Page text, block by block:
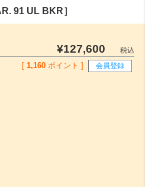
91 UL BKR］
¥127,600
税込
1,160 ポイント ] 会員登録